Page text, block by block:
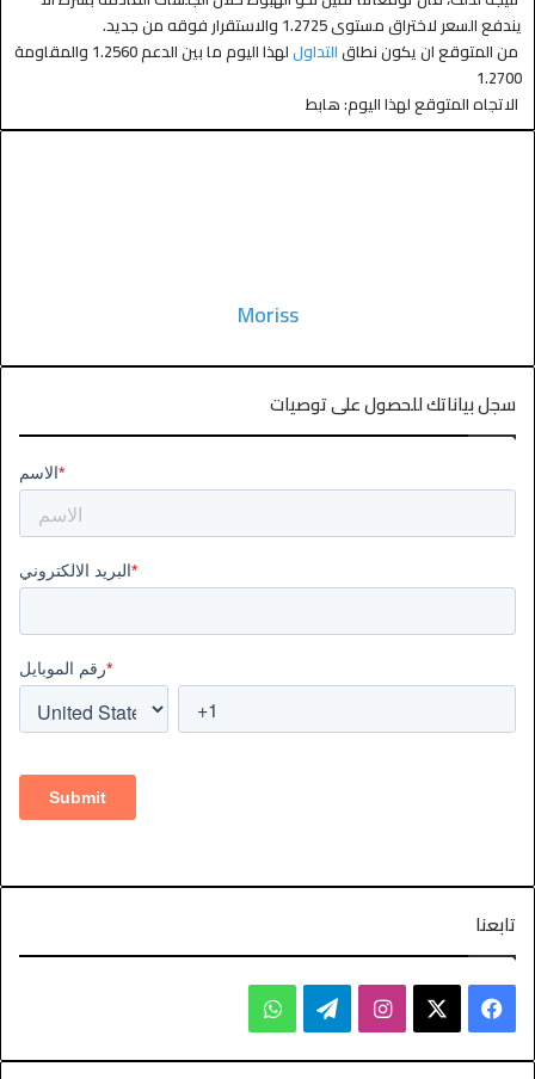
يندفع السعر لاختراق مستوى 1.2725 والاستقرار فوقه من جديد
.
من المتوقع ان يكون نطاقالتداول
لهذا اليوم ما بين الدعم 1.2560 والمقاومة
1.2700
الاتجاه المتوقع لهذا اليوم: هابط
Moriss
سجل بياناتك للحصول على توصيات
تابعنا